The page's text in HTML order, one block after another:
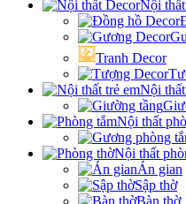
Nội
Tranh Decor
Nội
Nội thất
Nội thất
Án gian
Sập thờ